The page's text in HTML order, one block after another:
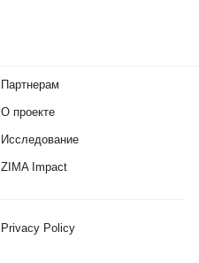
Партнерам
О проекте
Исследование
ZIMA Impact
Privacy Policy